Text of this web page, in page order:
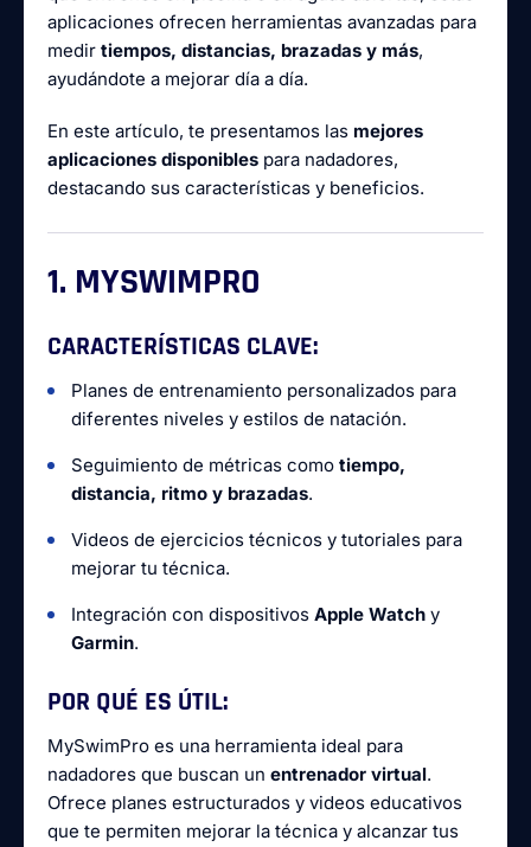
aplicaciones ofrecen herramientas avanzadas para
medir tiempos, distancias, brazadas y más,
ayudándote a mejorar día a día.
En este artículo, te presentamos las mejores
aplicaciones disponibles para nadadores,
destacando sus características y beneficios.
1. MYSWIMPRO
CARACTERÍSTICAS CLAVE:
Planes de entrenamiento personalizados para
diferentes niveles y estilos de natación.
Seguimiento de métricas como tiempo,
distancia, ritmo y brazadas.
Videos de ejercicios técnicos y tutoriales para
mejorar tu técnica.
Integración con dispositivos Apple Watch y
Garmin.
POR QUÉ ES ÚTIL:
MySwimPro es una herramienta ideal para
nadadores que buscan un entrenador virtual.
Ofrece planes estructurados y videos educativos
que te permiten mejorar la técnica y alcanzar tus